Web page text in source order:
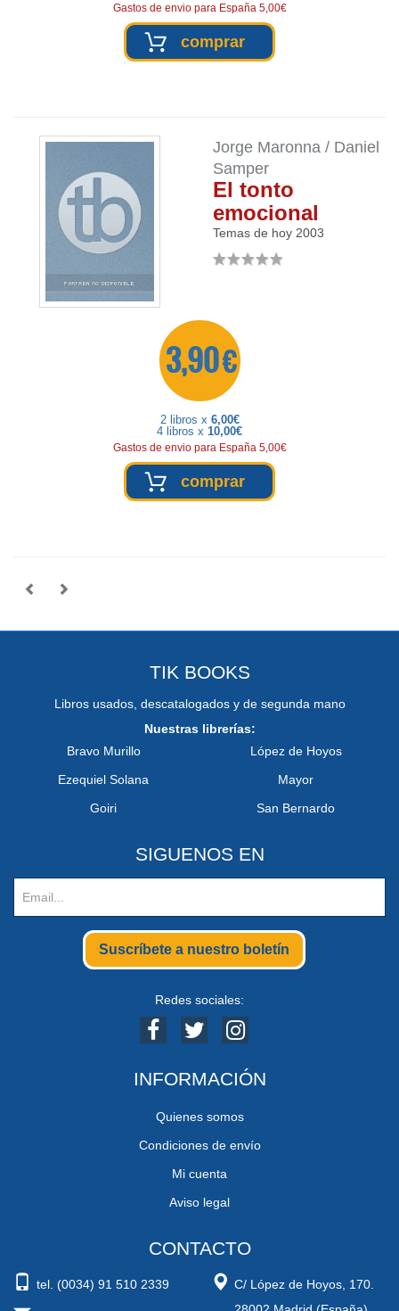
Gastos de envio para España 5,00€
comprar
Jorge Maronna / Daniel
Samper
El tonto
emocional
Temas de hoy 2003
3,90 €
2 libros x 6,00€
4 libros x 10,00€
Gastos de envio para España 5,00€
comprar
TIK BOOKS
Libros usados, descatalogados y de segunda mano
Nuestras librerías:
Bravo Murillo
Ezequiel Solana
Goiri
López de Hoyos
Mayor
San Bernardo
SIGUENOS EN
Suscríbete a nuestro boletín
Redes sociales:
INFORMACIÓN
Quienes somos
Condiciones de envío
Mi cuenta
Aviso legal
CONTACTO
tel. (0034) 91 510 2339
C/ López de Hoyos, 170.